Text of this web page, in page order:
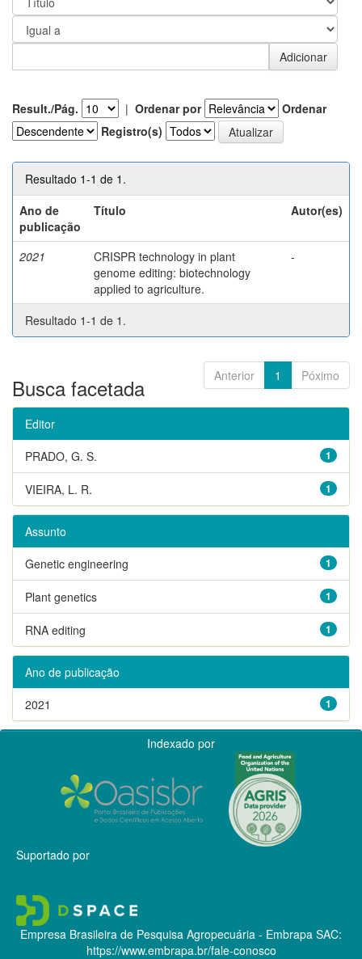
Result./Pág. | Ordenar por
Ordenar
Registro(s)
Resultado 1-1 de 1.
Ano de
publicação
Título Autor(es)
2021
CRISPR technology in plant
genome editing: biotechnology
applied to agriculture.
-
Resultado 1-1 de 1.
Anterior 1 Póximo
Busca facetada
Editor
1
PRADO, G. S.
1
VIEIRA, L. R.
Assunto
1
Genetic engineering
1
Plant genetics
1
RNA editing
Ano de publicação
1
2021
Indexado por
Suportado por
Empresa Brasileira de Pesquisa Agropecuária - Embrapa SAC:
https://www.embrapa.br/fale-conosco